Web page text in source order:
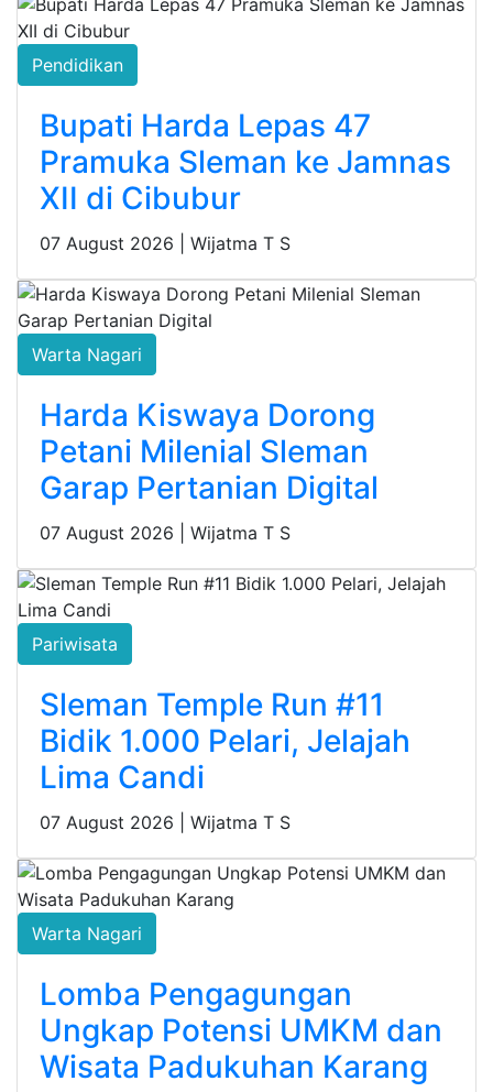
Pendidikan
Bupati Harda Lepas 47
Pramuka Sleman ke Jamnas
XII di Cibubur
07 August 2026 | Wijatma T S
Warta Nagari
Harda Kiswaya Dorong
Petani Milenial Sleman
Garap Pertanian Digital
07 August 2026 | Wijatma T S
Pariwisata
Sleman Temple Run #11
Bidik 1.000 Pelari, Jelajah
Lima Candi
07 August 2026 | Wijatma T S
Warta Nagari
Lomba Pengagungan
Ungkap Potensi UMKM dan
Wisata Padukuhan Karang